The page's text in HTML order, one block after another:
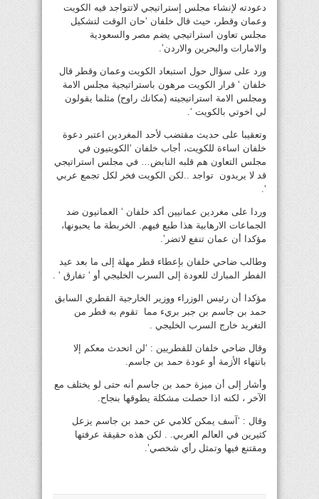
دعودته لإنشاء مجلس إستراتيجي لاتتواجد فيه الكويت
وعمان وقطر، حيث قال خلفان ‘حان الوقت لتشكيل
مجلس تعاون استراتيجي يضم مصر والسعودية
واﻻمارات والبحرين واﻻردن’.
ورد على سؤال حول استبعاد الكويت وعمان وقطر قال
خلفان ‘ قرار الكويت مرهون باستراتيجية مجلس اﻻمة
ومجلس اﻻمة استراتيجيته (مكانك راوح) مثلما يقولون
لي اخوتي بالكويت ‘.
وتعقيبا على حديث مقتضب لأحد المغردين اعتبر دعوة
خلفان اساءة للكويت، أجاب خلفان ‘الكويتيون في
مجلس التعاون هم قلبه النابض… في مجلس استراتيجي
قد ﻻ يريدون تواجد ..لكن الكويت فخر لكل تجمع عربي
‘.
وردا على مغردين عمانيين أكد خلفان ‘ العمانيون ضد
الجماعات اﻻرهابية هذا طبع فيهم. الخربطة ما يحبونها،
مؤكدا أن عمان تنفع لاتضر’.
وطالب ضاحي خلفان بإعطاء قطر مهلة إلى ما بعد عيد
الفطر المبارك للعودة إلى السرب الخليجي أو ‘ تفارق ‘ .
مؤكدا أن رئيس الوزراء ووزير الخارجية القطري السابق
حمد بن جاسم بن جبر بريء مما تقوم به قطر من
التغريد خارج السرب الخليجي .
وقال ضاحي خلفان للقطريين : ‘لن اتحدث معكم إﻻ
بانتهاء الأزمة أو عودة حمد بن جاسم.
وأشار إلى أن ميزة حمد بن جاسم أنه حتى لو يختلف مع
اﻵخر ، لكنه اذا حصلت مشكلة يطوقها بنجاح.
وقال : ‘آسف يمكن كلامي عن حمد بن جاسم يزعل
كثيرين في العالم العربي. . لكن هذه حقيقة عرفتها
ومقتنع فيها وتمثل رأي شخصي’.